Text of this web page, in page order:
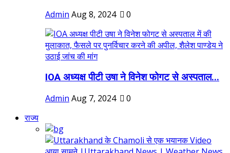
Admin Aug 8, 2024 0
IOA अध्यक्ष पीटी उषा ने विनेश फोगट से अस्पताल...
Admin Aug 7, 2024
0
राज्य